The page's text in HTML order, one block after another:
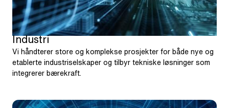
Industri
Vi håndterer store og komplekse prosjekter for både nye og
etablerte industriselskaper og tilbyr tekniske løsninger som
integrerer bærekraft.